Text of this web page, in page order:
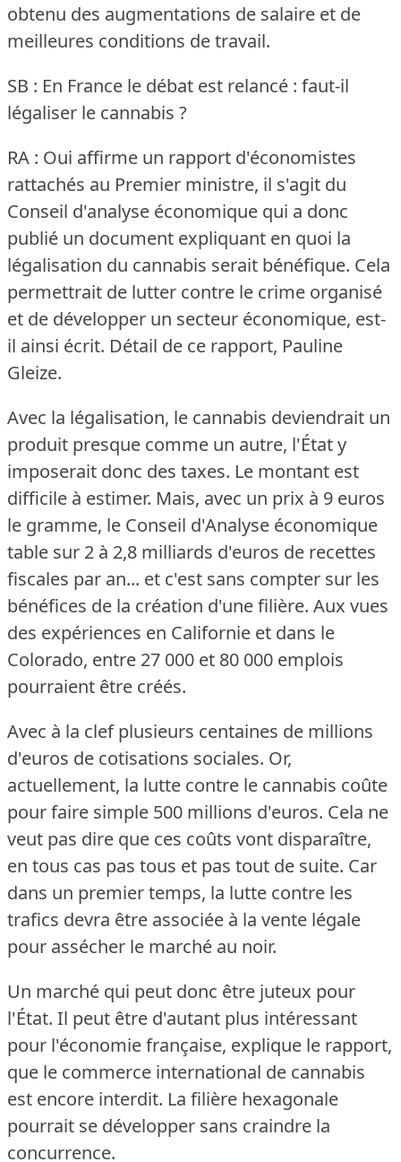
obtenu des augmentations de salaire et de
meilleures conditions de travail.
SB : En France le débat est relancé : faut-il
légaliser le cannabis ?
RA : Oui affirme un rapport d'économistes
rattachés au Premier ministre, il s'agit du
Conseil d'analyse économique qui a donc
publié un document expliquant en quoi la
légalisation du cannabis serait bénéfique. Cela
permettrait de lutter contre le crime organisé
et de développer un secteur économique, est-
il ainsi écrit. Détail de ce rapport, Pauline
Gleize.
Avec la légalisation, le cannabis deviendrait un
produit presque comme un autre, l'État y
imposerait donc des taxes. Le montant est
difficile à estimer. Mais, avec un prix à 9 euros
le gramme, le Conseil d'Analyse économique
table sur 2 à 2,8 milliards d'euros de recettes
fiscales par an... et c'est sans compter sur les
bénéfices de la création d'une filière. Aux vues
des expériences en Californie et dans le
Colorado, entre 27 000 et 80 000 emplois
pourraient être créés.
Avec à la clef plusieurs centaines de millions
d'euros de cotisations sociales. Or,
actuellement, la lutte contre le cannabis coûte
pour faire simple 500 millions d'euros. Cela ne
veut pas dire que ces coûts vont disparaître,
en tous cas pas tous et pas tout de suite. Car
dans un premier temps, la lutte contre les
trafics devra être associée à la vente légale
pour assécher le marché au noir.
Un marché qui peut donc être juteux pour
l'État. Il peut être d'autant plus intéressant
pour l'économie française, explique le rapport,
que le commerce international de cannabis
est encore interdit. La filière hexagonale
pourrait se développer sans craindre la
concurrence.